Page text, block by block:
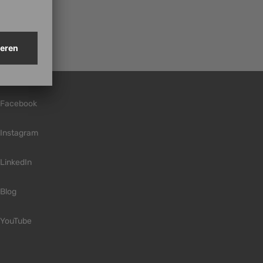
Facebook
Instagram
LinkedIn
Blog
YouTube